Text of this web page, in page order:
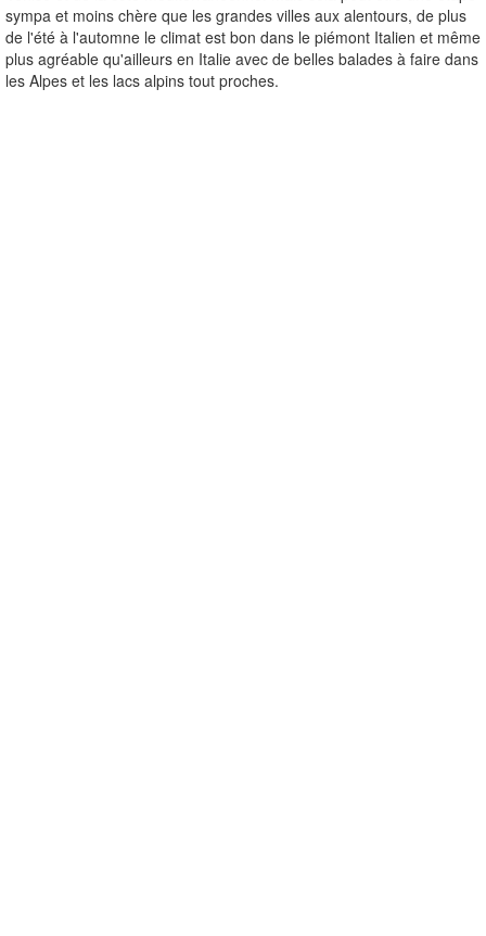
sympa et moins chère que les grandes villes aux alentours, de plus
de l'été à l'automne le climat est bon dans le piémont Italien et même
plus agréable qu'ailleurs en Italie avec de belles balades à faire dans
les Alpes et les lacs alpins tout proches.